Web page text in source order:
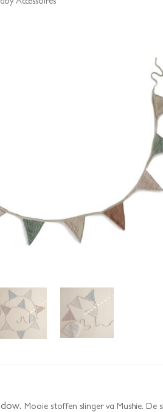
Mooie stoffen slinger va Mushie. De